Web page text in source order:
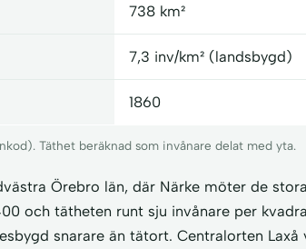
738 km²
7,3 inv/km² (landsbygd)
1860
Täthet beräknad som invånare delat med yta.
Örebro län, där Närke möter de
och tätheten runt sju invånare per
snarare än tätort. Centralorten Laxå